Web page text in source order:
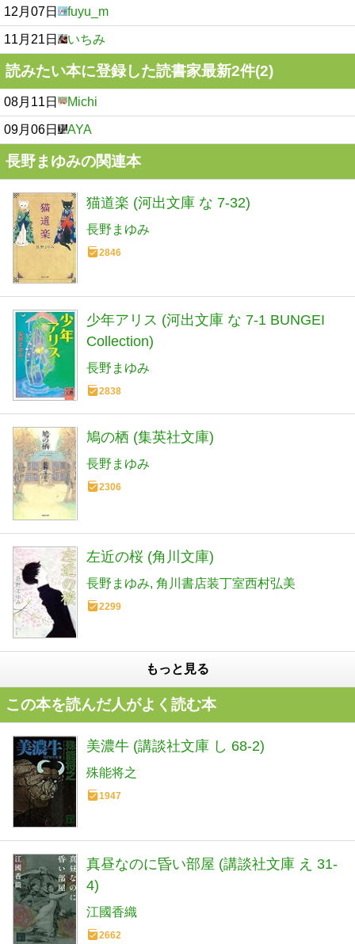
12月07日 fuyu_m
11月21日 いちみ
読みたい本に登録した読書家最新2件(2)
08月11日 Michi
09月06日 AYA
長野まゆみの関連本
猫道楽 (河出文庫 な 7-32)
長野まゆみ
2846
少年アリス (河出文庫 な 7-1 BUNGEI
Collection)
長野まゆみ
2838
鳩の栖 (集英社文庫)
長野まゆみ
2306
左近の桜 (角川文庫)
長野まゆみ 角川書店装丁室西村弘美
2299
もっと見る
この本を読んだ人がよく読む本
美濃牛 (講談社文庫 し 68-2)
殊能将之
1947
真昼なのに昏い部屋 (講談社文庫 え 31-
4)
江國香織
2662